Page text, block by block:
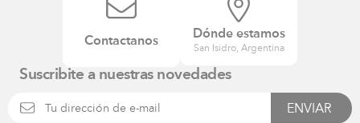
Contactanos
Dónde estamos
San Isidro, Argentina
Suscribite a nuestras novedades